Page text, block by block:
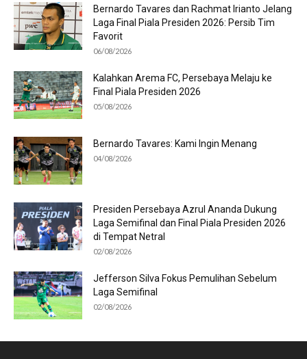
Bernardo Tavares dan Rachmat Irianto Jelang
Laga Final Piala Presiden 2026: Persib Tim
Favorit
06/08/2026
Kalahkan Arema FC, Persebaya Melaju ke
Final Piala Presiden 2026
05/08/2026
Bernardo Tavares: Kami Ingin Menang
04/08/2026
Presiden Persebaya Azrul Ananda Dukung
Laga Semifinal dan Final Piala Presiden 2026
di Tempat Netral
02/08/2026
Jefferson Silva Fokus Pemulihan Sebelum
Laga Semifinal
02/08/2026